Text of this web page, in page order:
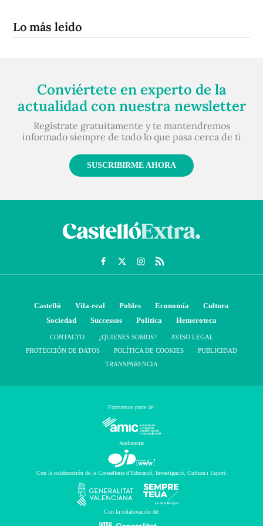
Lo más leído
Conviértete en experto de la
actualidad con nuestra newsletter
Regístrate gratuitamente y te mantendremos
informado siempre de todo lo que pasa cerca de ti
SUSCRIBIRME AHORA
Castelló Vila-real Pobles Economía
Cultura
Sociedad
Successos Política Hemeroteca
CONTACTO ¿QUIENES SOMOS?
AVISO LEGAL
PROTECCIÓN DE DATOS
POLÍTICA DE COOKIES
PUBLICIDAD
TRANSPARENCIA
Formamos parte de:
Audiencia:
Con la colaboración de la Conselleria d’Educació, Investigació, Cultura i Esport:
Con la colaboración de: